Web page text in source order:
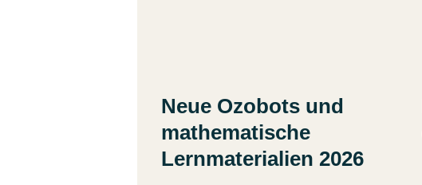
Neue Ozobots und
mathematische
Lernmaterialien 2026